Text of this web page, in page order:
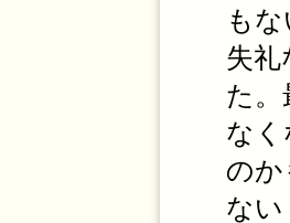
も
失礼
た
な
の
な